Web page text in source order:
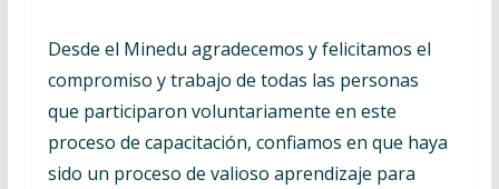
Desde el Minedu agradecemos y felicitamos el
compromiso y trabajo de todas las personas
que participaron voluntariamente en este
proceso de capacitación, confiamos en que haya
sido un proceso de valioso aprendizaje para